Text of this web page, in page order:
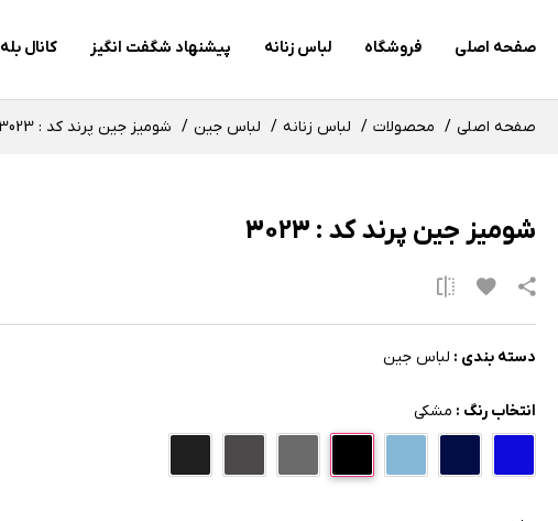
صفحه اصلی فروشگاه لباس زنانه پیشنهاد شگفت انگیز کانال بله
صفحه اصلی محصولات لباس زنانه لباس جین شومیز جین پرند کد : 3023
شومیز جین پرند کد : 3023
دسته بندی : لباس جین
انتخاب رنگ : مشکی